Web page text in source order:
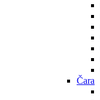
Čara